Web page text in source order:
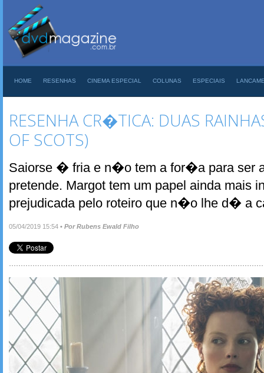
HOME RESENHAS CINEMA ESPECIAL COLUNAS ESPECIAIS
RESENHA CR�TICA: DUAS
OF SCOTS)
Saiorse � fria e n�o tem a for�a para ser
pretende. Margot tem um papel ainda mais
prejudicada pelo roteiro que n�o lhe d� a
05/04/2019 15:54 • Por Rubens Ewald Filho